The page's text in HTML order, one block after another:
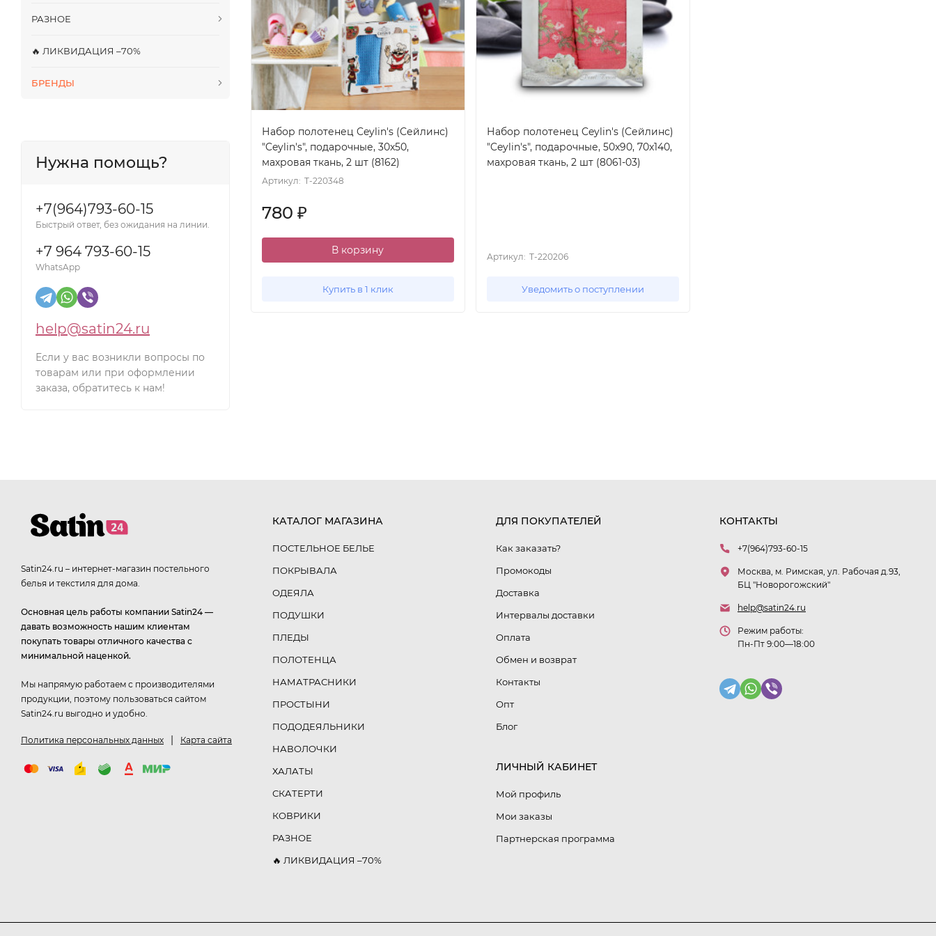
РАЗНОЕ
🔥 ЛИКВИДАЦИЯ –70%
БРЕНДЫ
Нужна помощь?
+7(964)793-60-15
Быстрый ответ, без ожидания на линии.
+7 964 793-60-15
WhatsApp
help@satin24.ru
Если у вас возникли вопросы по
товарам или при оформлении
заказа, обратитесь к нам!
Набор полотенец Ceylin's (Сейлинс)
"Ceylin's", подарочные, 30x50,
махровая ткань, 2 шт (8162)
Артикул: T-220348
780 ₽
В корзину
Купить в 1 клик
Набор полотенец Ceylin's (Сейлинс)
"Ceylin's", подарочные, 50x90, 70x140,
махровая ткань, 2 шт (8061-03)
Артикул: T-220206
Уведомить о поступлении
Satin24.ru – интернет-магазин постельного
белья и текстиля для дома.
Основная цель работы компании Satin24 —
давать возможность нашим клиентам
покупать товары отличного качества с
минимальной наценкой.
Мы напрямую работаем с производителями
продукции, поэтому пользоваться сайтом
Satin24.ru выгодно и удобно.
Политика персональных данных | Карта сайта
КАТАЛОГ МАГАЗИНА
ПОСТЕЛЬНОЕ БЕЛЬЕ
ПОКРЫВАЛА
ОДЕЯЛА
ПОДУШКИ
ПЛЕДЫ
ПОЛОТЕНЦА
НАМАТРАСНИКИ
ПРОСТЫНИ
ПОДОДЕЯЛЬНИКИ
НАВОЛОЧКИ
ХАЛАТЫ
СКАТЕРТИ
КОВРИКИ
РАЗНОЕ
🔥 ЛИКВИДАЦИЯ –70%
ДЛЯ ПОКУПАТЕЛЕЙ
Как заказать?
Промокоды
Доставка
Интервалы доставки
Оплата
Обмен и возврат
Контакты
Опт
Блог
ЛИЧНЫЙ КАБИНЕТ
Мой профиль
Мои заказы
Партнерская программа
КОНТАКТЫ
+7(964)793-60-15
Москва, м. Римская, ул. Рабочая д.93,
БЦ "Новорогожский"
help@satin24.ru
Режим работы:
Пн-Пт 9:00—18:00